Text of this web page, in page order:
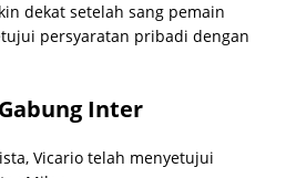
dekat setelah sang pemain
persyaratan pribadi dengan
Inter
Vicario telah menyetujui